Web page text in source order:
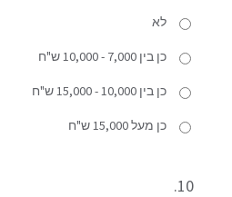
לא
כן בין 7,000 - 10,000 ש"ח
כן בין 10,000 - 15,000 ש"ח
כן מעל 15,000 ש"ח
10.